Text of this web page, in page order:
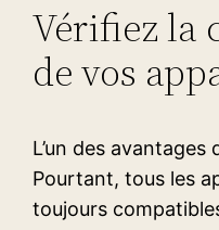
Vérifiez la
de vos
L’un des avantages
Pourtant, tous les
toujours